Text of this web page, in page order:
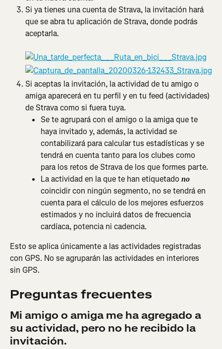
Si ya tienes una cuenta de Strava, la invitación hará
que se abra tu aplicación de Strava, donde podrás
aceptarla.
Si aceptas la invitación, la actividad de tu amigo o
amiga aparecerá en tu perfil y en tu feed (actividades)
de Strava como si fuera tuya.
Se te agrupará con el amigo o la amiga que te
haya invitado y, además, la actividad se
contabilizará para calcular tus estadísticas y se
tendrá en cuenta tanto para los clubes como
para los retos de Strava de los que formes parte.
La actividad en la que te han etiquetado no
coincidir con ningún segmento, no se tendrá en
cuenta para el cálculo de los mejores esfuerzos
estimados y no incluirá datos de frecuencia
cardíaca, potencia ni cadencia.
Esto se aplica únicamente a las actividades registradas
con GPS. No se agruparán las actividades en interiores
sin GPS.
Preguntas frecuentes
Mi amigo o amiga me ha agregado a
su actividad, pero no he recibido la
invitación.